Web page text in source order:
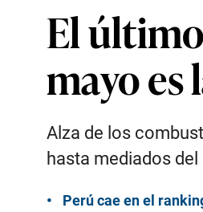
El
mayo es
Alza de los
hasta mediados
Perú cae en el